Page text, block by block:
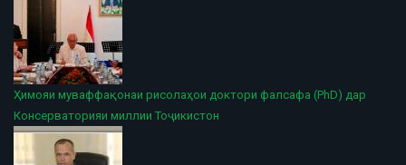
Ҳимояи муваффақонаи рисолаҳои доктори фалсафа (PhD) дар
Консерваторияи миллии Тоҷикистон